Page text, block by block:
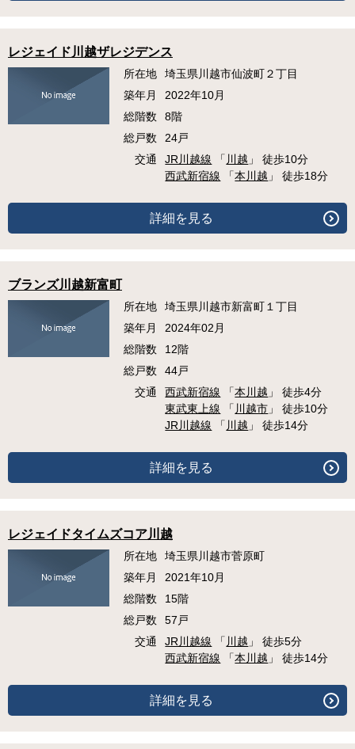
レジェイド川越ザレジデンス
所在地
埼玉県川越市仙波町２丁目
築年月
2022年10月
総階数
8階
総戸数
24戸
交通
JR川越線 「 川越 」 徒歩10分
西武新宿線 「本川越 」 徒歩18分
詳細を見る
ブランズ川越新富町
所在地
埼玉県川越市新富町１丁目
築年月
2024年02月
総階数
12階
総戸数
44戸
交通
西武新宿線 「本川越 」 徒歩4分
東武東上線 「 川越市 」 徒歩10分
JR川越線 「 川越 」 徒歩14分
詳細を見る
レジェイドタイムズコア川越
所在地
埼玉県川越市菅原町
築年月
2021年10月
総階数
15階
総戸数
57戸
交通
JR川越線 「 川越 」 徒歩5分
西武新宿線 「本川越 」 徒歩14分
詳細を見る